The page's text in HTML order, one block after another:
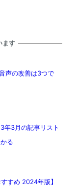
ます
声の改善は3つで
年3月の記事リスト
る
すめ 2024年版】